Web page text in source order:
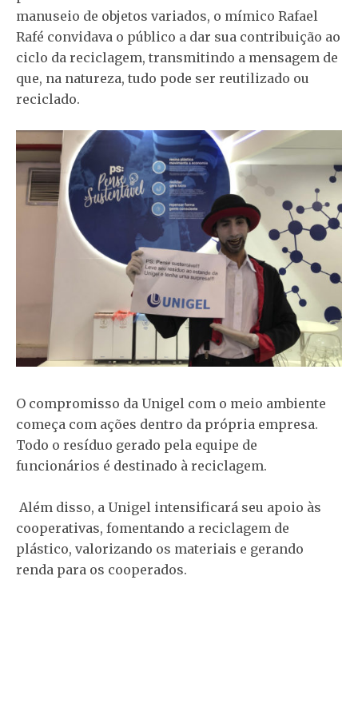
manuseio de objetos variados, o mímico Rafael
Rafé convidava o público a dar sua contribuição ao
ciclo da reciclagem, transmitindo a mensagem de
que, na natureza, tudo pode ser reutilizado ou
reciclado.
O compromisso da Unigel com o meio ambiente
começa com ações dentro da própria empresa.
Todo o resíduo gerado pela equipe de
funcionários é destinado à reciclagem.
Além disso, a Unigel intensificará seu apoio às
cooperativas, fomentando a reciclagem de
plástico, valorizando os materiais e gerando
renda para os cooperados.